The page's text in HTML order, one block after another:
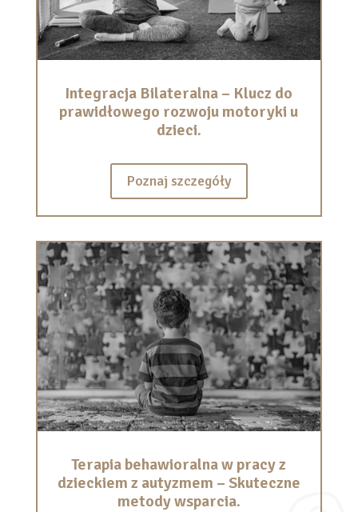
Integracja Bilateralna – Klucz do
prawidłowego rozwoju motoryki u
dzieci.
Poznaj szczegóły
Terapia behawioralna w pracy z
dzieckiem z autyzmem – Skuteczne
metody wsparcia.